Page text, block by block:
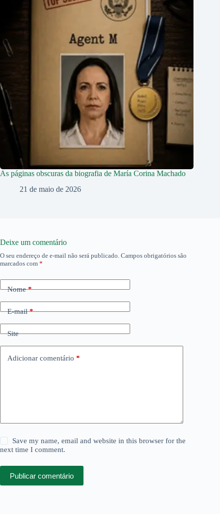
As páginas obscuras da biografia de María Corina Machado
21 de maio de 2026
Deixe um comentário
O seu endereço de e-mail não será publicado. Campos obrigatórios são
marcados com *
Nome*
E-mail*
Site
Adicionar comentário *
Save my name, email and website in this browser for the
next time I comment.
Publicar comentário